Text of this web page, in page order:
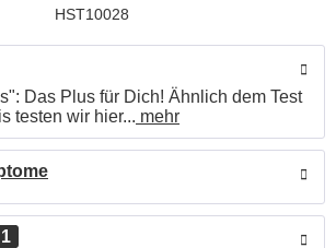
HST10028
Das Plus für Dich! Ähnlich dem Test
testen wir hier... mehr
1